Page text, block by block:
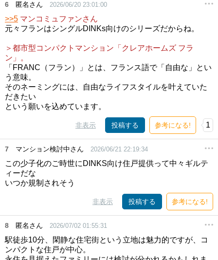
6 匿名さん 2026/06/20 23:01:00
>>5 マンコミュファンさん
元々フランはシングルDINKs向けのシリーズだからね。
＞都市型コンパクトマンション「クレアホームズ フラ
ン」。
「FRANC（フラン）」とは、フランス語で「自由な」とい
う意味。
そのネーミングには、自由なライフスタイルを叶えていた
だきたい
という願いを込めています。
非表示 投稿する 参考になる! 1
7 マンション検討中さん 2026/06/21 22:19:34
この少子化のご時世にDINKS向け住戸提供って中々ギルテ
ィーだな
いつか規制されそう
非表示 投稿する 参考になる!
8 匿名さん 2026/07/02 01:55:31
駅徒歩10分、閑静な住宅街という立地は魅力的ですが、コ
ンパクトな住戸が中心。